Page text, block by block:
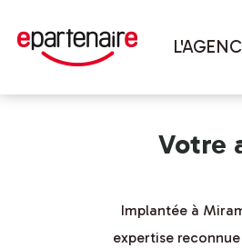
Vous êtes ici :
Votre
Implantée à
expertise